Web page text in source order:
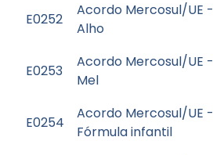
E0252
Acordo Mercosul/UE -
Alho
E0253
Acordo Mercosul/UE -
Mel
E0254
Acordo Mercosul/UE -
Fórmula infantil